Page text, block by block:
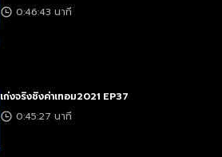
0:46:43 นาที
เก่งจริงชิงค่าเทอม2021 EP37
0:45:27 นาที